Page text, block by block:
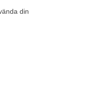
din